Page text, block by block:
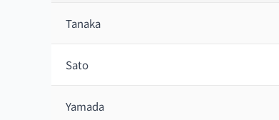
Tanaka
Sato
Yamada